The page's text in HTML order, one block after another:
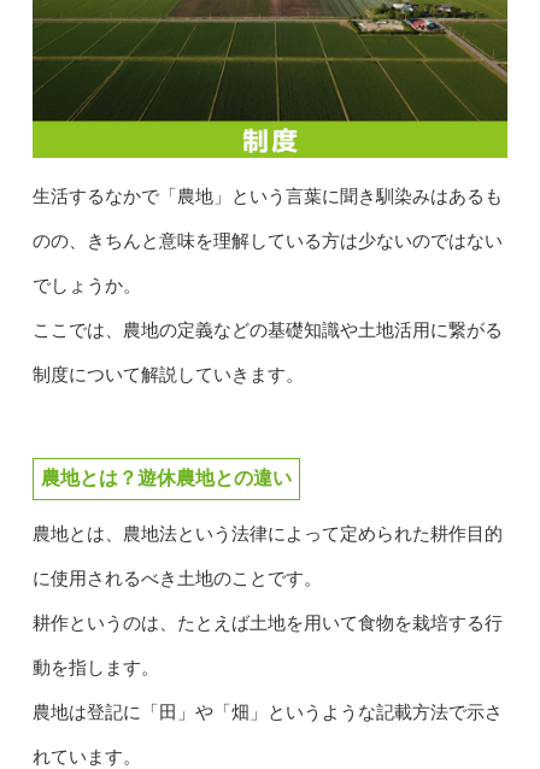
生活するなかで「農地」という言葉に聞き馴染みはあるも
のの、きちんと意味を理解している方は少ないのではない
でしょうか。
ここでは、農地の定義などの基礎知識や土地活用に繋がる
制度について解説していきます。
農地とは？遊休農地との違い
農地とは、農地法という法律によって定められた耕作目的
に使用されるべき土地のことです。
耕作というのは、たとえば土地を用いて食物を栽培する行
動を指します。
農地は登記に「田」や「畑」というような記載方法で示さ
れています。